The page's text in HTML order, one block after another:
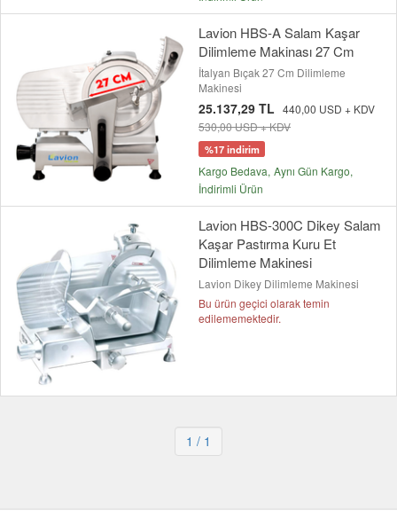
Lavion HBS-A Salam Kaşar
Dilimleme Makinası 27 Cm
İtalyan Bıçak 27 Cm Dilimleme
Makinesi
25.137,29 TL 440,00 USD + KDV
530,00 USD + KDV
%17 indirim
Kargo Bedava Aynı Gün Kargo
İndirimli Ürün
Lavion HBS-300C Dikey Salam
Kaşar Pastırma Kuru Et
Dilimleme Makinesi
Lavion Dikey Dilimleme Makinesi
Bu ürün geçici olarak temin
edilememektedir.
1 / 1